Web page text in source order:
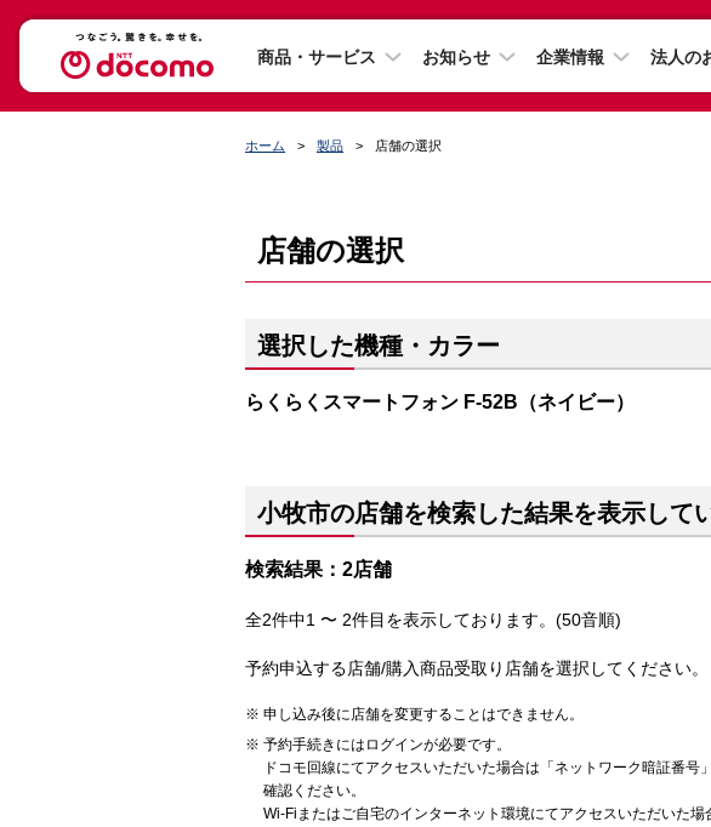
商品・サービス お知らせ 企業情報 法人の
ホーム 製品 店舗の選択
店舗の選択
選択した機種・カラー
らくらくスマートフォン F-52B（ネイビー）
小牧市の店舗を検索した結果を表示して
検索結果：2店舗
全2件中1 〜 2件目を表示しております。(50音順)
予約申込する店舗/購入商品受取り店舗を選択してください。
申し込み後に店舗を変更することはできません。
予約手続きにはログインが必要です。
ドコモ回線にてアクセスいただいた場合は「ネットワーク暗証番
確認ください。
Wi-Fiまたはご自宅のインターネット環境にてアクセスいただいた